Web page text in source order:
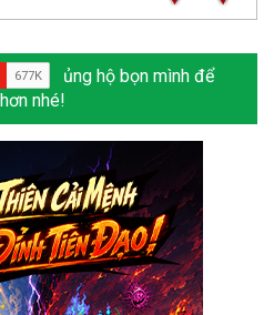
ủng hộ bọn mình để
nhé!